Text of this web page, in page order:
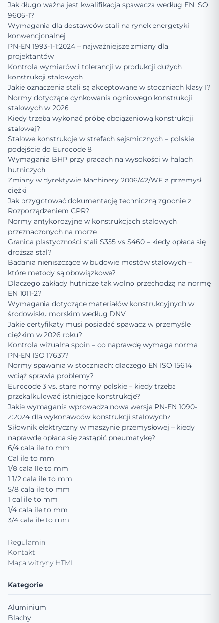
Jak długo ważna jest kwalifikacja spawacza według EN ISO
9606-1?
Wymagania dla dostawców stali na rynek energetyki
konwencjonalnej
PN-EN 1993-1-1:2024 – najważniejsze zmiany dla
projektantów
Kontrola wymiarów i tolerancji w produkcji dużych
konstrukcji stalowych
Jakie oznaczenia stali są akceptowane w stoczniach klasy I?
Normy dotyczące cynkowania ogniowego konstrukcji
stalowych w 2026
Kiedy trzeba wykonać próbę obciążeniową konstrukcji
stalowej?
Stalowe konstrukcje w strefach sejsmicznych – polskie
podejście do Eurocode 8
Wymagania BHP przy pracach na wysokości w halach
hutniczych
Zmiany w dyrektywie Machinery 2006/42/WE a przemysł
ciężki
Jak przygotować dokumentację techniczną zgodnie z
Rozporządzeniem CPR?
Normy antykorozyjne w konstrukcjach stalowych
przeznaczonych na morze
Granica plastyczności stali S355 vs S460 – kiedy opłaca się
droższa stal?
Badania nieniszczące w budowie mostów stalowych –
które metody są obowiązkowe?
Dlaczego zakłady hutnicze tak wolno przechodzą na normę
EN 1011-2?
Wymagania dotyczące materiałów konstrukcyjnych w
środowisku morskim według DNV
Jakie certyfikaty musi posiadać spawacz w przemyśle
ciężkim w 2026 roku?
Kontrola wizualna spoin – co naprawdę wymaga norma
PN-EN ISO 17637?
Normy spawania w stoczniach: dlaczego EN ISO 15614
wciąż sprawia problemy?
Eurocode 3 vs. stare normy polskie – kiedy trzeba
przekalkulować istniejące konstrukcje?
Jakie wymagania wprowadza nowa wersja PN-EN 1090-
2:2024 dla wykonawców konstrukcji stalowych?
Siłownik elektryczny w maszynie przemysłowej – kiedy
naprawdę opłaca się zastąpić pneumatykę?
6/4 cala ile to mm
Cal ile to mm
1/8 cala ile to mm
1 1/2 cala ile to mm
5/8 cala ile to mm
1 cal ile to mm
1/4 cala ile to mm
3/4 cala ile to mm
Regulamin
Kontakt
Mapa witryny HTML
Kategorie
Aluminium
Blachy